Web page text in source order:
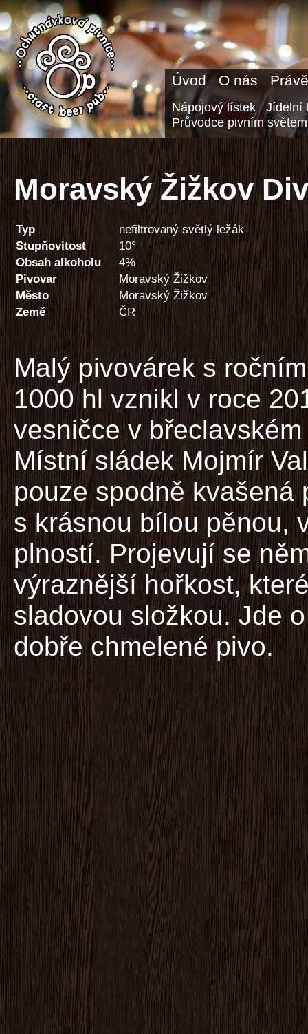
Úvod O nás
Nápojový lístek
Jídelní
Průvodce pivním světem
Moravský Žižkov
Typ
nefiltrovaný světlý ležák
Stupňovitost
10°
Obsah alkoholu
4%
Pivovar
Moravský Žižkov
Město
Moravský Žižkov
Země
ČR
Malý pivovárek s
1000 hl vznikl v roce
vesničce v
Místní sládek Mojmír
pouze spodně kvašená
s krásnou bílou pěnou,
plností. Projevují se
výraznější hořkost,
sladovou složkou. Jde
dobře chmelené pivo.